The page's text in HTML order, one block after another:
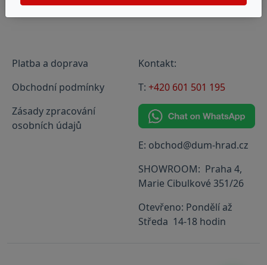
Platba a doprava
Obchodní podmínky
Zásady zpracování
osobních údajů
Kontakt:
T: +420 601 501 195
E: obchod@dum-hrad.cz
SHOWROOM: Praha 4,
Marie Cibulkové 351/26
Otevřeno: Pondělí až
Středa 14-18 hodin